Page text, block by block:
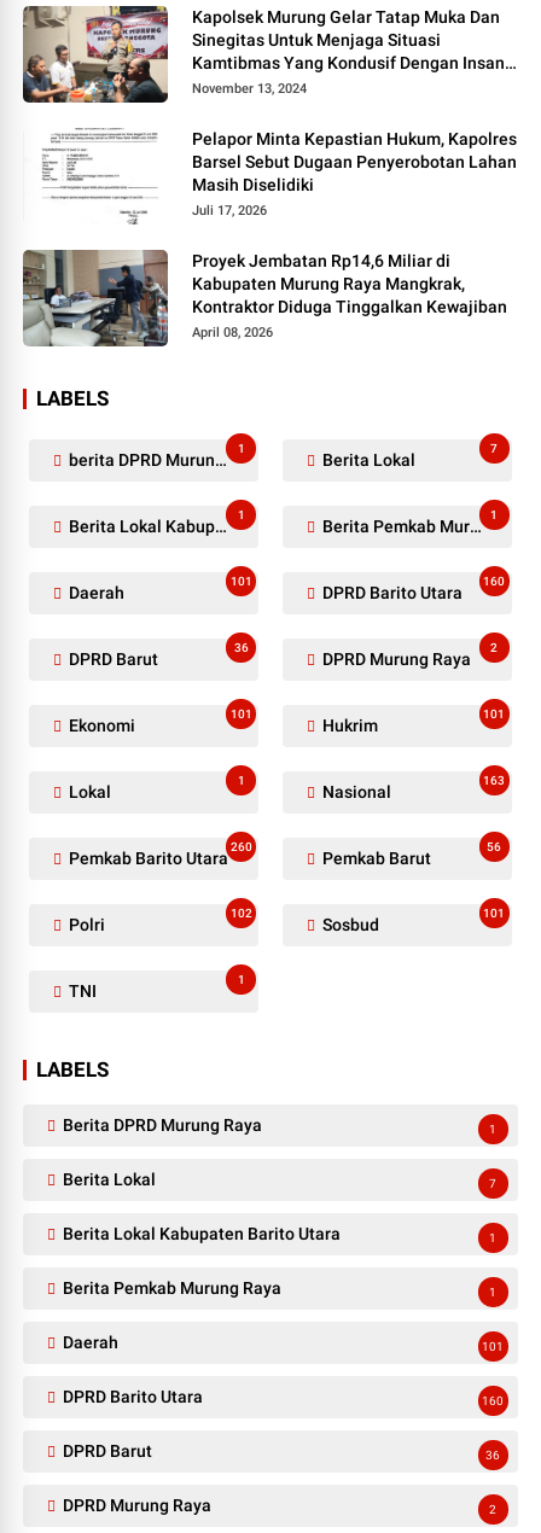
Kapolsek Murung Gelar Tatap Muka Dan
Sinegitas Untuk Menjaga Situasi
Kamtibmas Yang Kondusif Dengan Insan
Pers
November 13, 2024
Pelapor Minta Kepastian Hukum, Kapolres
Barsel Sebut Dugaan Penyerobotan Lahan
Masih Diselidiki
Juli 17, 2026
Proyek Jembatan Rp14,6 Miliar di
Kabupaten Murung Raya Mangkrak,
Kontraktor Diduga Tinggalkan Kewajiban
April 08, 2026
LABELS
berita DPRD Murung Raya
1
Berita Lokal
7
Berita Lokal Kabupaten Barito Utara
1
Berita Pemkab Murung Raya
1
Daerah
101
DPRD Barito Utara
160
DPRD Barut
36
DPRD Murung Raya
2
Ekonomi
101
Hukrim
101
Lokal
1
Nasional
163
Pemkab Barito Utara
260
Pemkab Barut
56
Polri
102
Sosbud
101
TNI
1
LABELS
Berita DPRD Murung Raya 1
Berita Lokal 7
Berita Lokal Kabupaten Barito Utara 1
Berita Pemkab Murung Raya 1
Daerah 101
DPRD Barito Utara 160
DPRD Barut 36
DPRD Murung Raya 2